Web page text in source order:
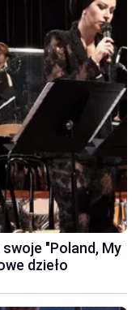
"Poland, My
dzieło